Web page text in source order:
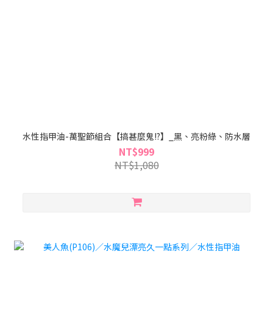
水性指甲油-萬聖節組合【搞甚麼鬼!?】_黑、亮粉綠、防水層
NT$999
NT$1,080